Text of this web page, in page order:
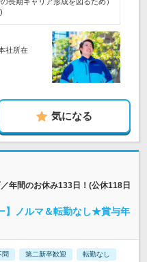
社所在
気になる
年間のお休み133日！(公休118日
】ノルマ＆転勤なし★賞与年
問 第二新卒歓迎 転勤なし